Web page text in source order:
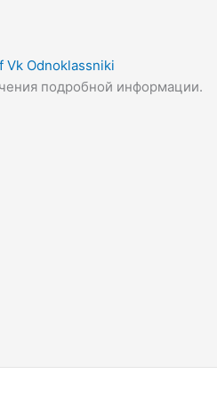
Vk Odnoklassniki
подробной информации.